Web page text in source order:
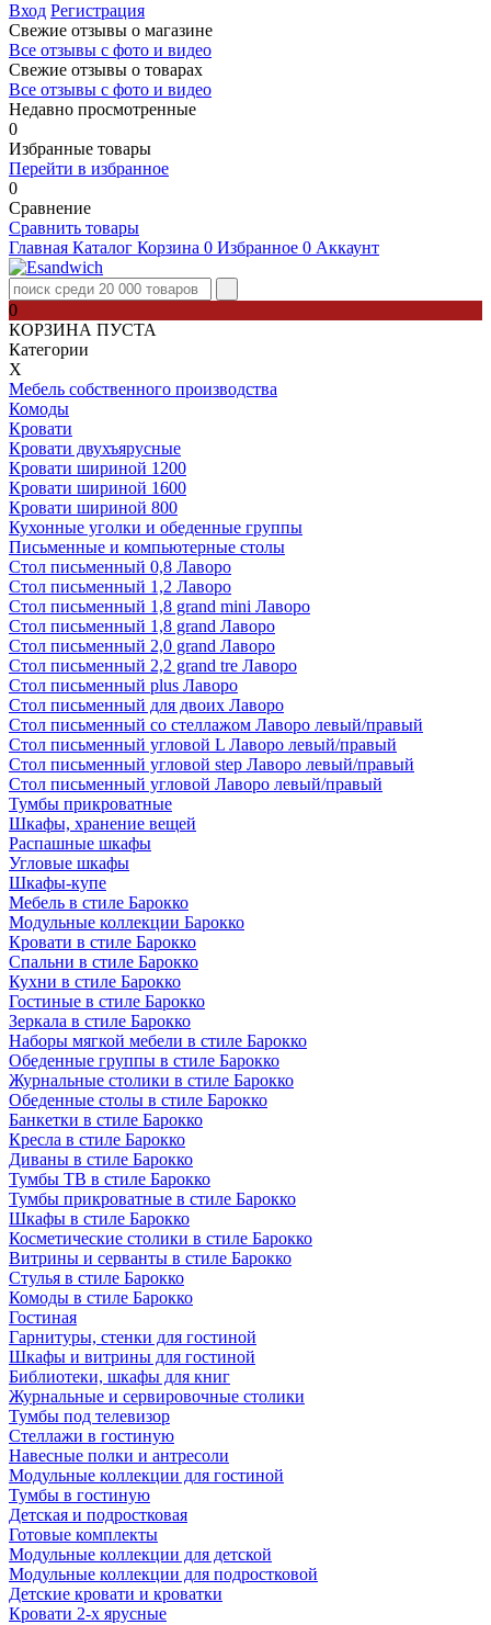
Вход Регистрация
Свежие отзывы о магазине
Все отзывы с фото и видео
Свежие отзывы о товарах
Все отзывы c фото и видео
Недавно просмотренные
0
Избранные товары
Перейти в избранное
0
Сравнение
Сравнить товары
Главная Каталог Корзина 0 Избранное 0 Аккаунт
0
КОРЗИНА ПУСТА
Категории
Х
Мебель собственного производства
Комоды
Кровати
Кровати двухъярусные
Кровати шириной 1200
Кровати шириной 1600
Кровати шириной 800
Кухонные уголки и обеденные группы
Письменные и компьютерные столы
Стол письменный 0,8 Лаворо
Стол письменный 1,2 Лаворо
Стол письменный 1,8 grand mini Лаворо
Стол письменный 1,8 grand Лаворо
Стол письменный 2,0 grand Лаворо
Стол письменный 2,2 grand tre Лаворо
Стол письменный plus Лаворо
Стол письменный для двоих Лаворо
Стол письменный со стеллажом Лаворо левый/правый
Стол письменный угловой L Лаворо левый/правый
Стол письменный угловой step Лаворо левый/правый
Стол письменный угловой Лаворо левый/правый
Тумбы прикроватные
Шкафы, хранение вещей
Распашные шкафы
Угловые шкафы
Шкафы-купе
Мебель в стиле Барокко
Модульные коллекции Барокко
Кровати в стиле Барокко
Спальни в стиле Барокко
Кухни в стиле Барокко
Гостиные в стиле Барокко
Зеркала в стиле Барокко
Наборы мягкой мебели в стиле Барокко
Обеденные группы в стиле Барокко
Журнальные столики в стиле Барокко
Обеденные столы в стиле Барокко
Банкетки в стиле Барокко
Кресла в стиле Барокко
Диваны в стиле Барокко
Тумбы ТВ в стиле Барокко
Тумбы прикроватные в стиле Барокко
Шкафы в стиле Барокко
Косметические столики в стиле Барокко
Витрины и серванты в стиле Барокко
Стулья в стиле Барокко
Комоды в стиле Барокко
Гостиная
Гарнитуры, стенки для гостиной
Шкафы и витрины для гостиной
Библиотеки, шкафы для книг
Журнальные и сервировочные столики
Тумбы под телевизор
Стеллажи в гостиную
Навесные полки и антресоли
Модульные коллекции для гостиной
Тумбы в гостиную
Детская и подростковая
Готовые комплекты
Модульные коллекции для детской
Модульные коллекции для подростковой
Детские кровати и кроватки
Кровати 2-х ярусные